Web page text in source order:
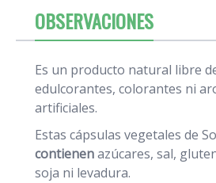
OBSERVACIONES
Es un producto natural libre
edulcorantes, colorantes ni
artificiales.
Estas cápsulas vegetales de
contienenazúcares, sal,
soja ni levadura.